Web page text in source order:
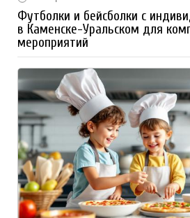
Футболки и бейсболки с
в Каменске-Уральском для
мероприятий